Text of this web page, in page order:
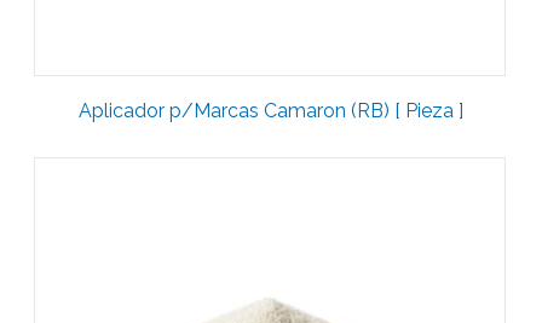
Aplicador p/Marcas Camaron (RB) [ Pieza ]